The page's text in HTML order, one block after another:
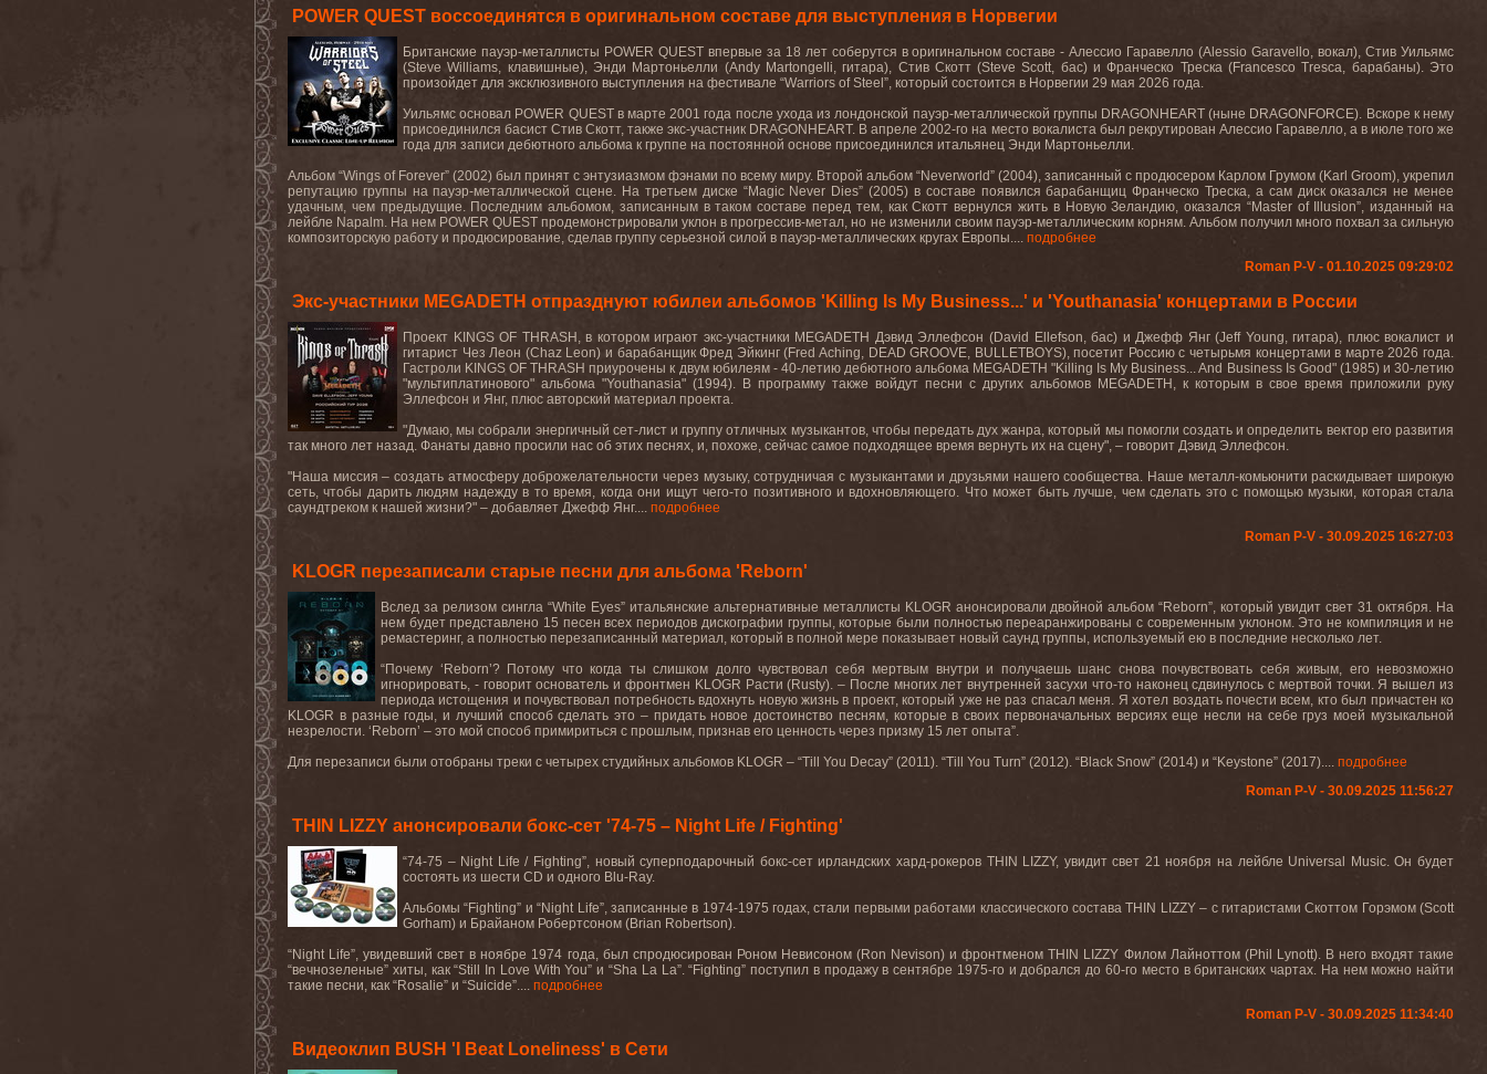
POWER QUEST воссоединятся в оригинальном составе для выступления в Норвегии
Британские пауэр-металлисты POWER QUEST впервые за 18 лет соберутся в оригинальном составе - Алессио Гаравелло (Alessio Garavello, вокал), Стив Уильямс
(Steve Williams, клавишные), Энди Мартоньелли (Andy Martongelli, гитара), Стив Скотт (Steve Scott, бас) и Франческо Треска (Francesco Tresca, барабаны). Это
произойдет для эксклюзивного выступления на фестивале “Warriors of Steel”, который состоится в Норвегии 29 мая 2026 года.
Уильямс основал POWER QUEST в марте 2001 года после ухода из лондонской пауэр-металлической группы DRAGONHEART (ныне DRAGONFORCE). Вскоре к нему
присоединился басист Стив Скотт, также экс-участник DRAGONHEART. В апреле 2002-го на место вокалиста был рекрутирован Алессио Гаравелло, а в июле того же
года для записи дебютного альбома к группе на постоянной основе присоединился итальянец Энди Мартоньелли.
Альбом “Wings of Forever” (2002) был принят с энтузиазмом фэнами по всему миру. Второй альбом “Neverworld” (2004), записанный с продюсером Карлом Грумом (Karl Groom), укрепил
репутацию группы на пауэр-металлической сцене. На третьем диске “Magic Never Dies” (2005) в составе появился барабанщиц Франческо Треска, а сам диск оказался не менее
удачным, чем предыдущие. Последним альбомом, записанным в таком составе перед тем, как Скотт вернулся жить в Новую Зеландию, оказался “Master of Illusion”, изданный на
лейбле Napalm. На нем POWER QUEST продемонстрировали уклон в прогрессив-метал, но не изменили своим пауэр-металлическим корням. Альбом получил много похвал за сильную
композиторскую работу и продюсирование, сделав группу серьезной силой в пауэр-металлических кругах Европы.... подробнее
Roman P-V - 01.10.2025 09:29:02
Экс-участники MEGADETH отпразднуют юбилеи альбомов 'Killing Is My Business...' и 'Youthanasia' концертами в России
Проект KINGS OF THRASH,в котором играют экс-участники MEGADETH Дэвид Эллефсон (David Ellefson,бас) и Джефф Янг(Jeff Young,гитара), плюс вокалист и
гитарист Чез Леон (Chaz Leon) и барабанщик Фред Эйкинг (Fred Aching, DEAD GROOVE, BULLETBOYS), посетит Россию с четырьмя концертами в марте 2026 года.
Гастроли KINGS OF THRASH приурочены к двум юбилеям - 40-летию дебютного альбома MEGADETH "Killing Is My Business... And Business Is Good" (1985) и 30-летию
"мультиплатинового" альбома "Youthanasia" (1994). В программу также войдут песни с других альбомов MEGADETH, к которым в свое время приложили руку
Эллефсон и Янг, плюс авторский материал проекта.
"Думаю, мы собрали энергичный сет-лист и группу отличных музыкантов, чтобы передать дух жанра, который мы помогли создать и определить вектор его развития
так много лет назад. Фанаты давно просили нас об этих песнях, и, похоже, сейчас самое подходящее время вернуть их на сцену", – говорит Дэвид Эллефсон.
"Наша миссия – создать атмосферу доброжелательности через музыку, сотрудничая с музыкантами и друзьями нашего сообщества. Наше металл-комьюнити раскидывает широкую
сеть, чтобы дарить людям надежду в то время, когда они ищут чего-то позитивного и вдохновляющего. Что может быть лучше, чем сделать это с помощью музыки, которая стала
саундтреком к нашей жизни?" – добавляет Джефф Янг.... подробнее
Roman P-V - 30.09.2025 16:27:03
KLOGR перезаписали старые песни для альбома 'Reborn'
Вслед за релизом сингла “White Eyes” итальянские альтернативные металлисты KLOGR анонсировали двойной альбом “Reborn”, который увидит свет 31 октября. На
нем будет представлено 15 песен всех периодов дискографии группы, которые были полностью переаранжированы с современным уклоном. Это не компиляция и не
ремастеринг, а полностью перезаписанный материал, который в полной мере показывает новый саунд группы, используемый ею в последние несколько лет.
“Почему ‘Reborn’? Потому что когда ты слишком долго чувствовал себя мертвым внутри и получаешь шанс снова почувствовать себя живым, его невозможно
игнорировать, - говорит основатель и фронтмен KLOGR Расти (Rusty). – После многих лет внутренней засухи что-то наконец сдвинулось с мертвой точки. Я вышел из
периода истощения и почувствовал потребность вдохнуть новую жизнь в проект, который уже не раз спасал меня. Я хотел воздать почести всем, кто был причастен ко
KLOGR в разные годы, и лучший способ сделать это – придать новое достоинство песням, которые в своих первоначальных версиях еще несли на себе груз моей музыкальной
незрелости. ‘ Reborn’ – это мой способ примириться с прошлым, признав его ценность через призму 15 лет опыта”.
Для перезаписи были отобраны треки с четырех студийных альбомов KLOGR – “Till You Decay” (2011). “Till You Turn” (2012). “Black Snow” (2014) и “Keystone” (2017).... подробнее
Roman P-V - 30.09.2025 11:56:27
THIN LIZZY анонсировали бокс-сет '74-75 – Night Life / Fighting'
“74-75 – Night Life / Fighting”, новый суперподарочный бокс-сет ирландских хард-рокеров THIN LIZZY, увидит свет 21 ноября на лейбле Universal Music. Он будет
состоять из шести CD и одного Blu-Ray.
Альбомы “Fighting” и “Night Life”, записанные в 1974-1975 годах, стали первыми работами классического составаTHIN LIZZY – с гитаристами Скоттом Горэмом (Scott
Gorham) и Брайаном Робертсоном (Brian Robertson).
“Night Life”, увидевший свет в ноябре 1974 года, был спродюсирован Роном Невисоном (Ron Nevison) и фронтменомTHIN LIZZY Филом Лайноттом (Phil Lynott). В него входят такие
“вечнозеленые” хиты, как “Still In Love With You” и “Sha La La”. “Fighting” поступил в продажу в сентябре 1975-го и добрался до 60-го место в британских чартах. На нем можно найти
такие песни, как “Rosalie” и “Suicide”.... подробнее
Roman P-V - 30.09.2025 11:34:40
Видеоклип BUSH 'I Beat Loneliness' в Сети